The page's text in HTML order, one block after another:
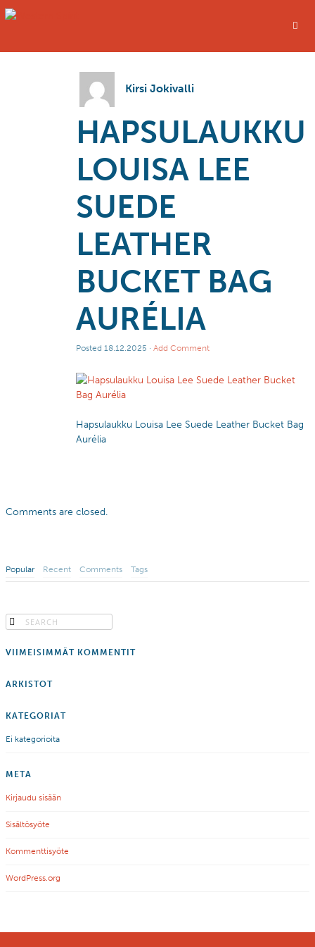
Kirsi Jokivalli
HAPSULAUKKU
LOUISA LEE
SUEDE
LEATHER
BUCKET BAG
AURÉLIA
Posted 18.12.2025 · Add Comment
Hapsulaukku Louisa Lee Suede Leather Bucket Bag
Aurélia
Comments are closed.
Popular Recent Comments Tags
VIIMEISIMMÄT KOMMENTIT
ARKISTOT
KATEGORIAT
Ei kategorioita
META
Kirjaudu sisään
Sisältösyöte
Kommenttisyöte
WordPress.org